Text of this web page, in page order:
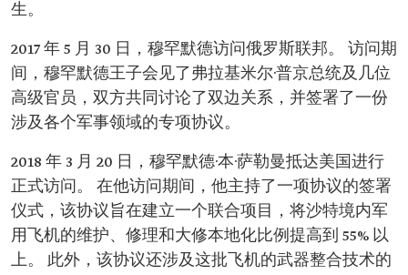
生。
2017 年 5 月 30 日，穆罕默德访问俄罗斯联邦。 访问期
间，穆罕默德王子会见了弗拉基米尔·普京总统及几位
高级官员，双方共同讨论了双边关系，并签署了一份
涉及各个军事领域的专项协议。
2018 年 3 月 20 日，穆罕默德·本·萨勒曼抵达美国进行
正式访问。 在他访问期间，他主持了一项协议的签署
仪式，该协议旨在建立一个联合项目，将沙特境内军
用飞机的维护、修理和大修本地化比例提高到 55% 以
上。 此外，该协议还涉及这批飞机的武器整合技术的